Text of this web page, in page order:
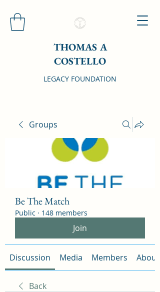
THOMAS A
COSTELLO
LEGACY FOUNDATION
Groups
Be The Match
Public · 148 members
Join
Discussion Media Members About
Back